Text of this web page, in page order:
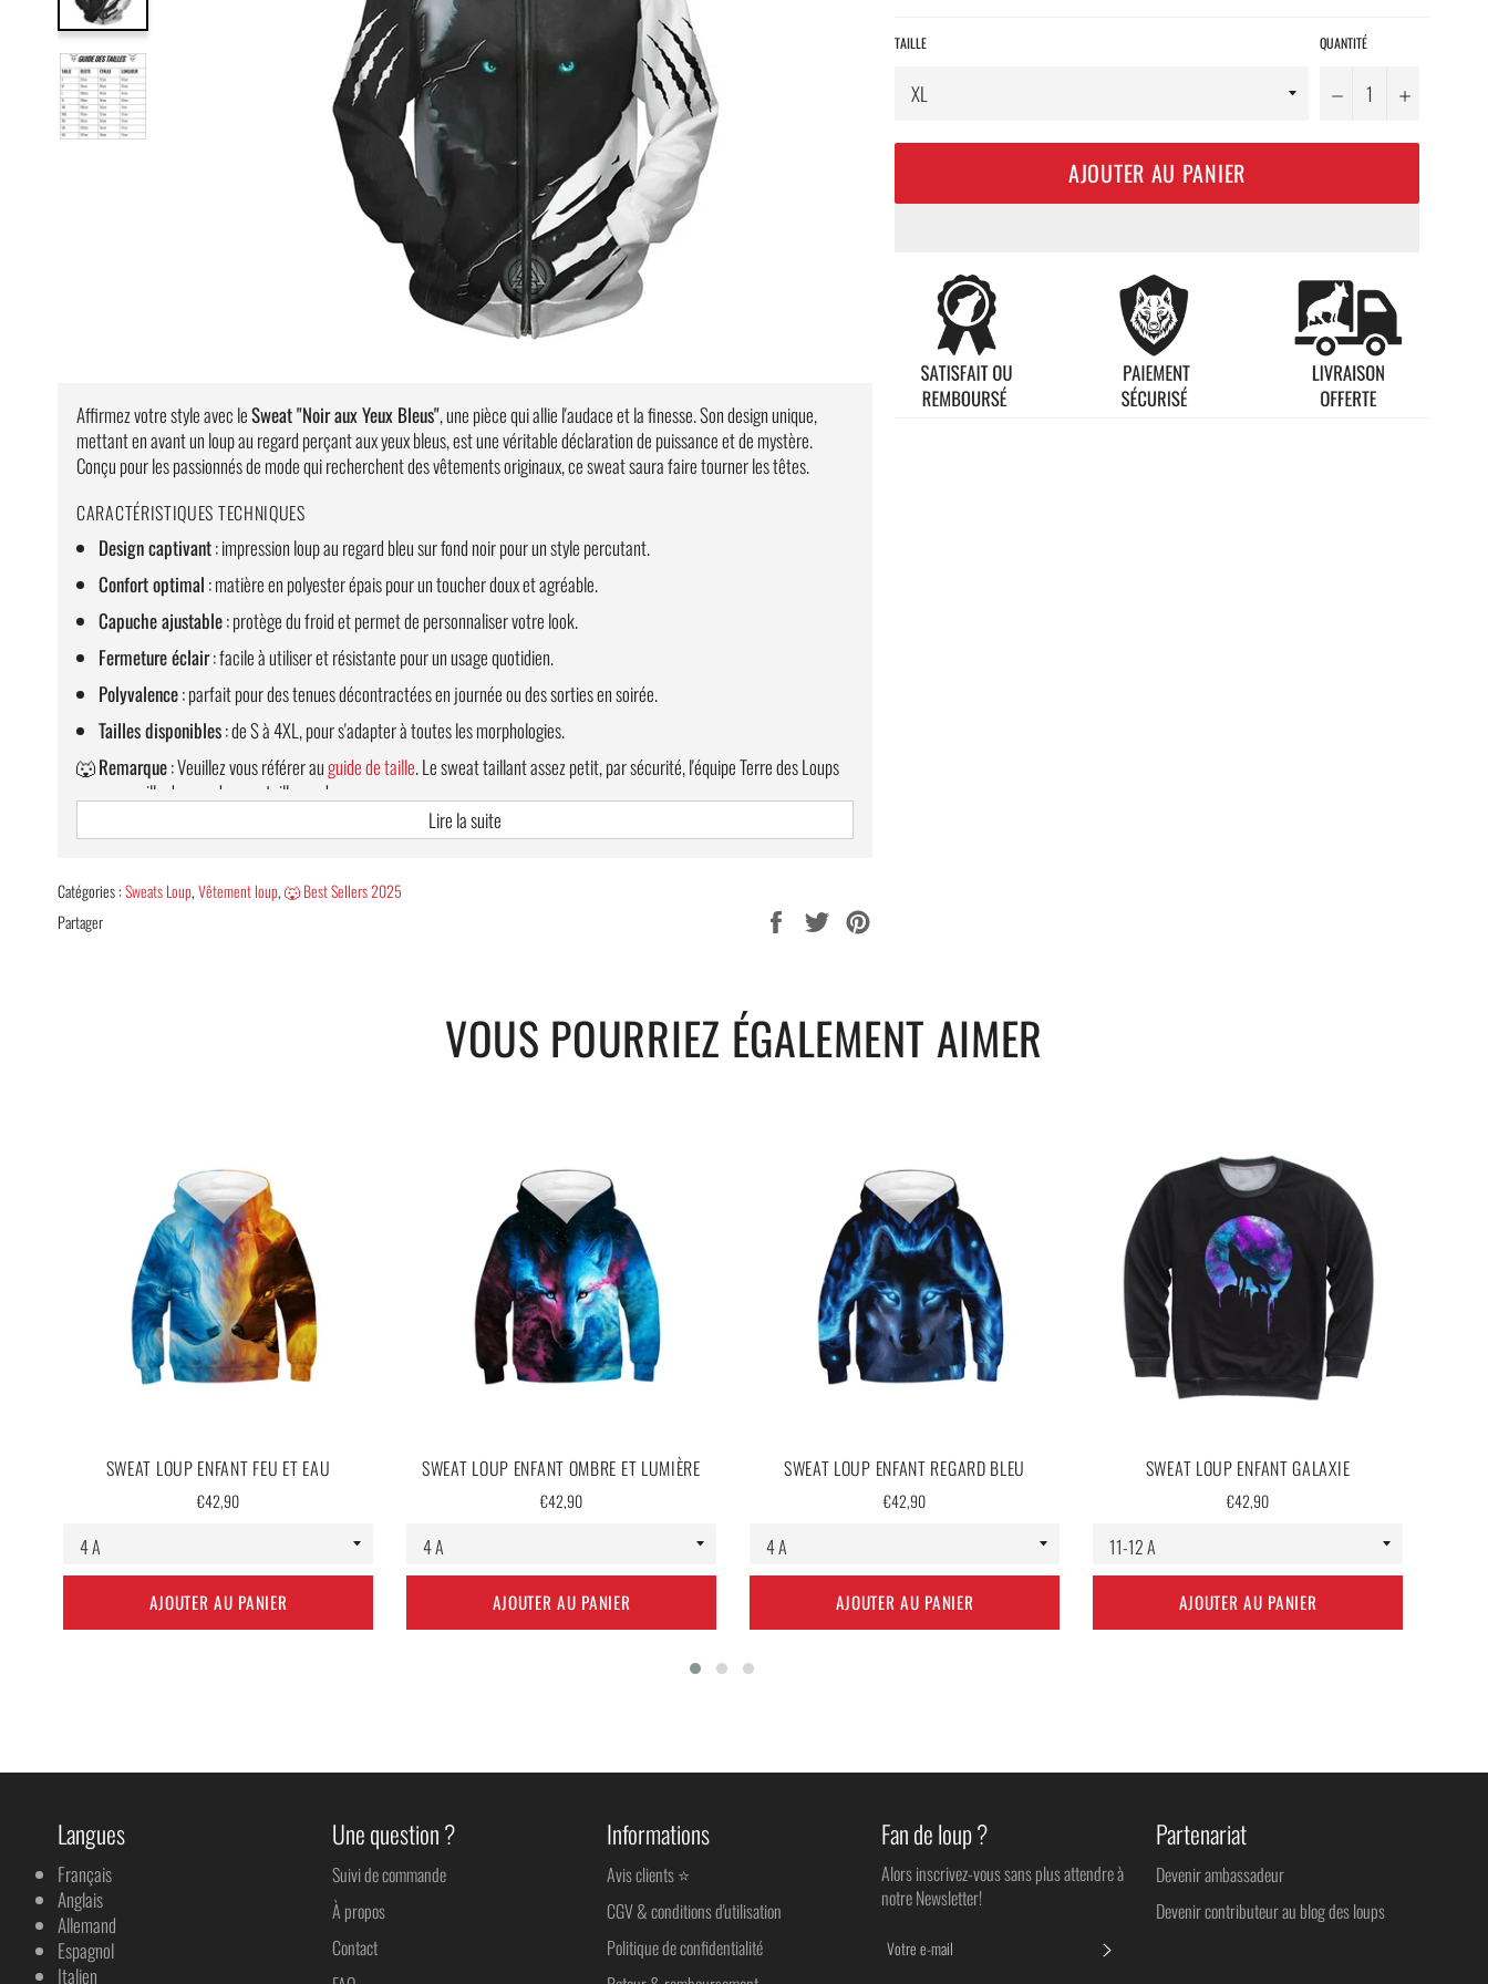
Affirmez votre style avec leSweat "Noir aux Yeux Bleus", une pièce qui allie l'audace et la finesse. Son design unique,
mettant en avant un loup au regard perçant aux yeux bleus, est une véritable déclaration de puissance et de mystère.
Conçu pour les passionnés de mode qui recherchent des vêtements originaux, ce sweat saura faire tourner les têtes.
CARACTÉRISTIQUES TECHNIQUES
Design captivant: impression loup au regard bleu sur fond noir pour un style percutant.
Confort optimal : matière en polyester épais pour un toucher doux et agréable.
Capuche ajustable: protège du froid et permet de personnaliser votre look.
Fermeture éclair: facile à utiliser et résistante pour un usage quotidien.
Polyvalence: parfait pour des tenues décontractées en journée ou des sorties en soirée.
Tailles disponibles: de S à 4XL, pour s'adapter à toutes les morphologies.
🐺Remarque: Veuillez vous référer auguide de taille. Le sweat taillant assez petit, par sécurité, l'équipe Terre des Loups
vous conseille de prendre une taille au-dessus.
LIVRAISON OFFERTE
Lire la suite
Catégories :Sweats Loup,Vêtement loup,🐺 Best Sellers 2025
Partager
Partager Tweeter
TAILLE QUANTITÉ
− +
AJOUTER AU PANIER
VOUS POURRIEZ ÉGALEMENT AIMER
SWEAT LOUP ENFANT FEU ET EAU
Prix
€42,90
AJOUTER AU PANIER
SWEAT LOUP ENFANT OMBRE ET LUMIÈRE
Prix
€42,90
AJOUTER AU PANIER
SWEAT LOUP ENFANT REGARD BLEU
Prix
€42,90
AJOUTER AU PANIER
SWEAT LOUP ENFANT GALAXIE
Prix
€42,90
AJOUTER AU PANIER
Langues
Français
Anglais
Allemand
Espagnol
Italien
Une question ?
Suivi de commande
À propos
Contact
Informations
Avis clients ⭐
CGV & conditions d'utilisation
Politique de confidentialité
Fan de loup ?
Alors inscrivez-vous sans plus attendre à
notre Newsletter!
Partenariat
Devenir ambassadeur
Devenir contributeur au blog des loups